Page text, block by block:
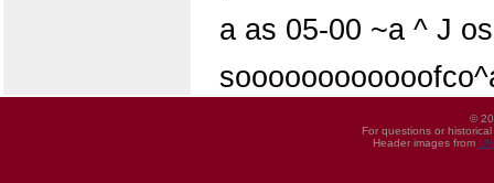
a as 05-00 ~a ^ J
©
For questions or
Header images from